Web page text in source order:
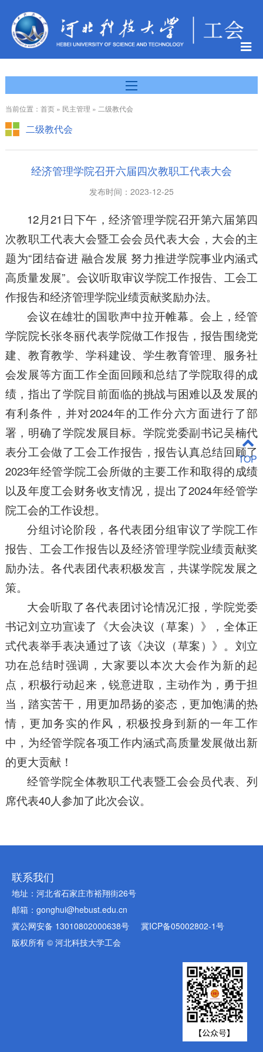
当前位置：首页 » 民主管理 » 二级教代会
二级教代会
经济管理学院召开六届四次教职工代表大会
发布时间：2023-12-25
12月21日下午，经济管理学院召开第六届第四
次教职工代表大会暨工会会员代表大会，大会的主
题为“团结奋进 融合发展 努力推进学院事业内涵式
高质量发展”。会议听取审议学院工作报告、工会工
作报告和经济管理学院业绩贡献奖励办法。
会议在雄壮的国歌声中拉开帷幕。会上，经管
学院院长张冬丽代表学院做工作报告，报告围绕党
建、教育教学、学科建设、学生教育管理、服务社
会发展等方面工作全面回顾和总结了学院取得的成
绩，指出了学院目前面临的挑战与困难以及发展的
有利条件，并对2024年的工作分六方面进行了部
署，明确了学院发展目标。学院党委副书记吴楠代
表分工会做了工会工作报告，报告认真总结回顾了
2023年经管学院工会所做的主要工作和取得的成绩
以及年度工会财务收支情况，提出了2024年经管学
院工会的工作设想。
分组讨论阶段，各代表团分组审议了学院工作
报告、工会工作报告以及经济管理学院业绩贡献奖
励办法。各代表团代表积极发言，共谋学院发展之
策。
大会听取了各代表团讨论情况汇报，学院党委
书记刘立功宣读了《大会决议（草案）》，全体正
式代表举手表决通过了该《决议（草案）》。刘立
功在总结时强调，大家要以本次大会作为新的起
点，积极行动起来，锐意进取，主动作为，勇于担
当，踏实苦干，用更加昂扬的姿态，更加饱满的热
情，更加务实的作风，积极投身到新的一年工作
中，为经管学院各项工作内涵式高质量发展做出新
的更大贡献！
经管学院全体教职工代表暨工会会员代表、列
席代表40人参加了此次会议。
联系我们
地址：河北省石家庄市裕翔街26号
邮箱：gonghui@hebust.edu.cn
冀公网安备 13010802000638号
冀ICP备05002802-1号
版权所有 © 河北科技大学工会
TOP